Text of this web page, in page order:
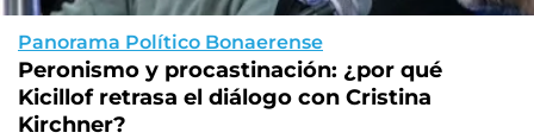
Panorama Político Bonaerense
Peronismo y procastinación: ¿por qué
Kicillof retrasa el diálogo con Cristina
Kirchner?